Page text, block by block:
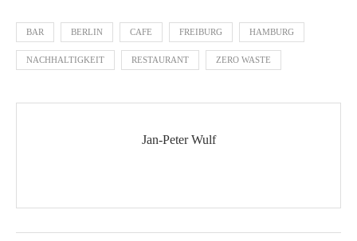
BAR BERLIN CAFE FREIBURG HAMBURG
NACHHALTIGKEIT RESTAURANT ZERO WASTE
Jan-Peter Wulf